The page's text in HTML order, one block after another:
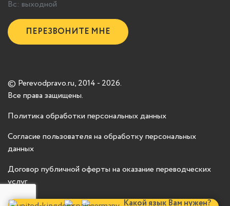
Какой язык Вам нужен?
Вс: выходной
ПЕРЕЗВОНИТЕ МНЕ
© Perevodpravo.ru, 2014 - 2026.
Все права защищены.
Политика обработки персональных данных
Согласие пользователя на обработку персональных
данных
Договор публичной оферты на оказание переводческих
услуг
Карта сайта